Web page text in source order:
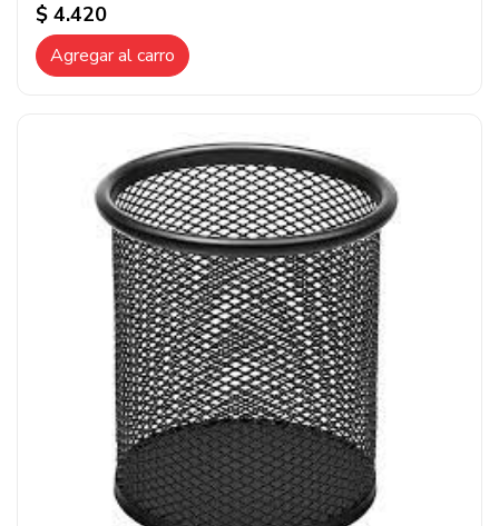
$ 4.420
Agregar al carro